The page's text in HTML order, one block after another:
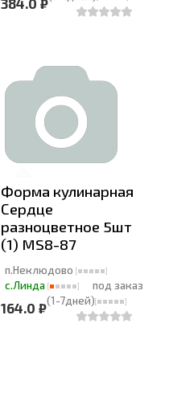
384.0 ₽
Форма кулинарная
Сердце
разноцветное 5шт
(1) MS8-87
п.Неклюдово
с.Линда
под заказ
(1-7дней)
164.0 ₽